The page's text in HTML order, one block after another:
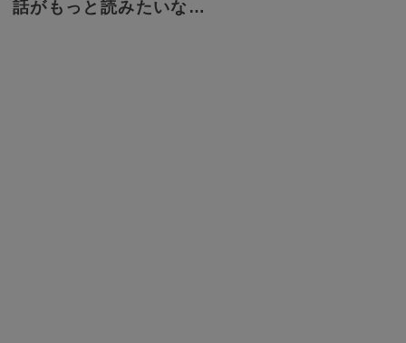
話がもっと読みたいな…